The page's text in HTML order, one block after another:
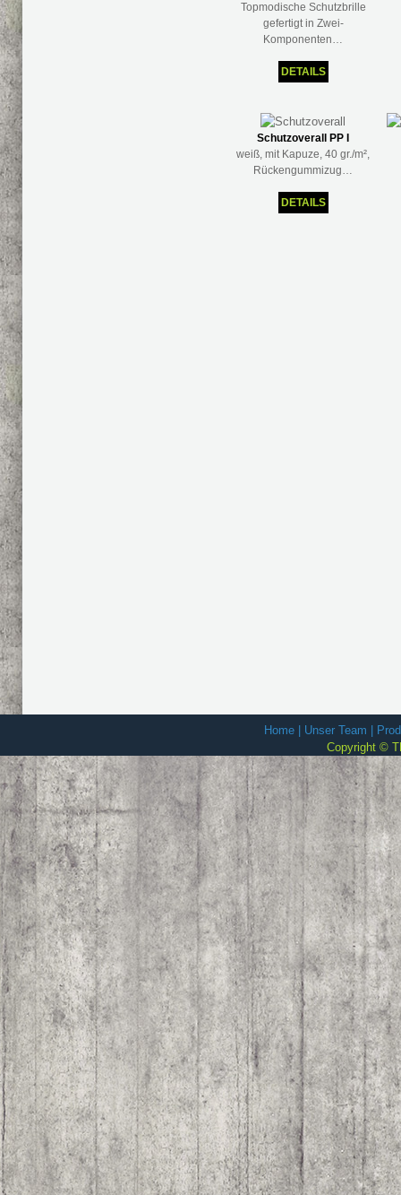
Topmodische Schutzbrille
gefertigt in Zwei-
Komponenten…
DETAILS
Schutzoverall PP I
weiß, mit Kapuze, 40 gr./m²,
Rückengummizug…
DETAILS
Home Unser Team
Copyright ©